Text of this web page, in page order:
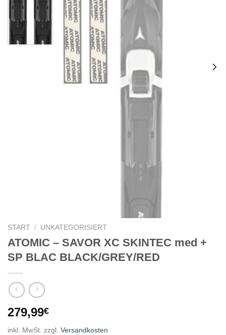
START / UNKATEGORISIERT
ATOMIC – SAVOR XC SKINTEC med +
SP BLAC BLACK/GREY/RED
279,99€
inkl. MwSt. zzgl. Versandkosten